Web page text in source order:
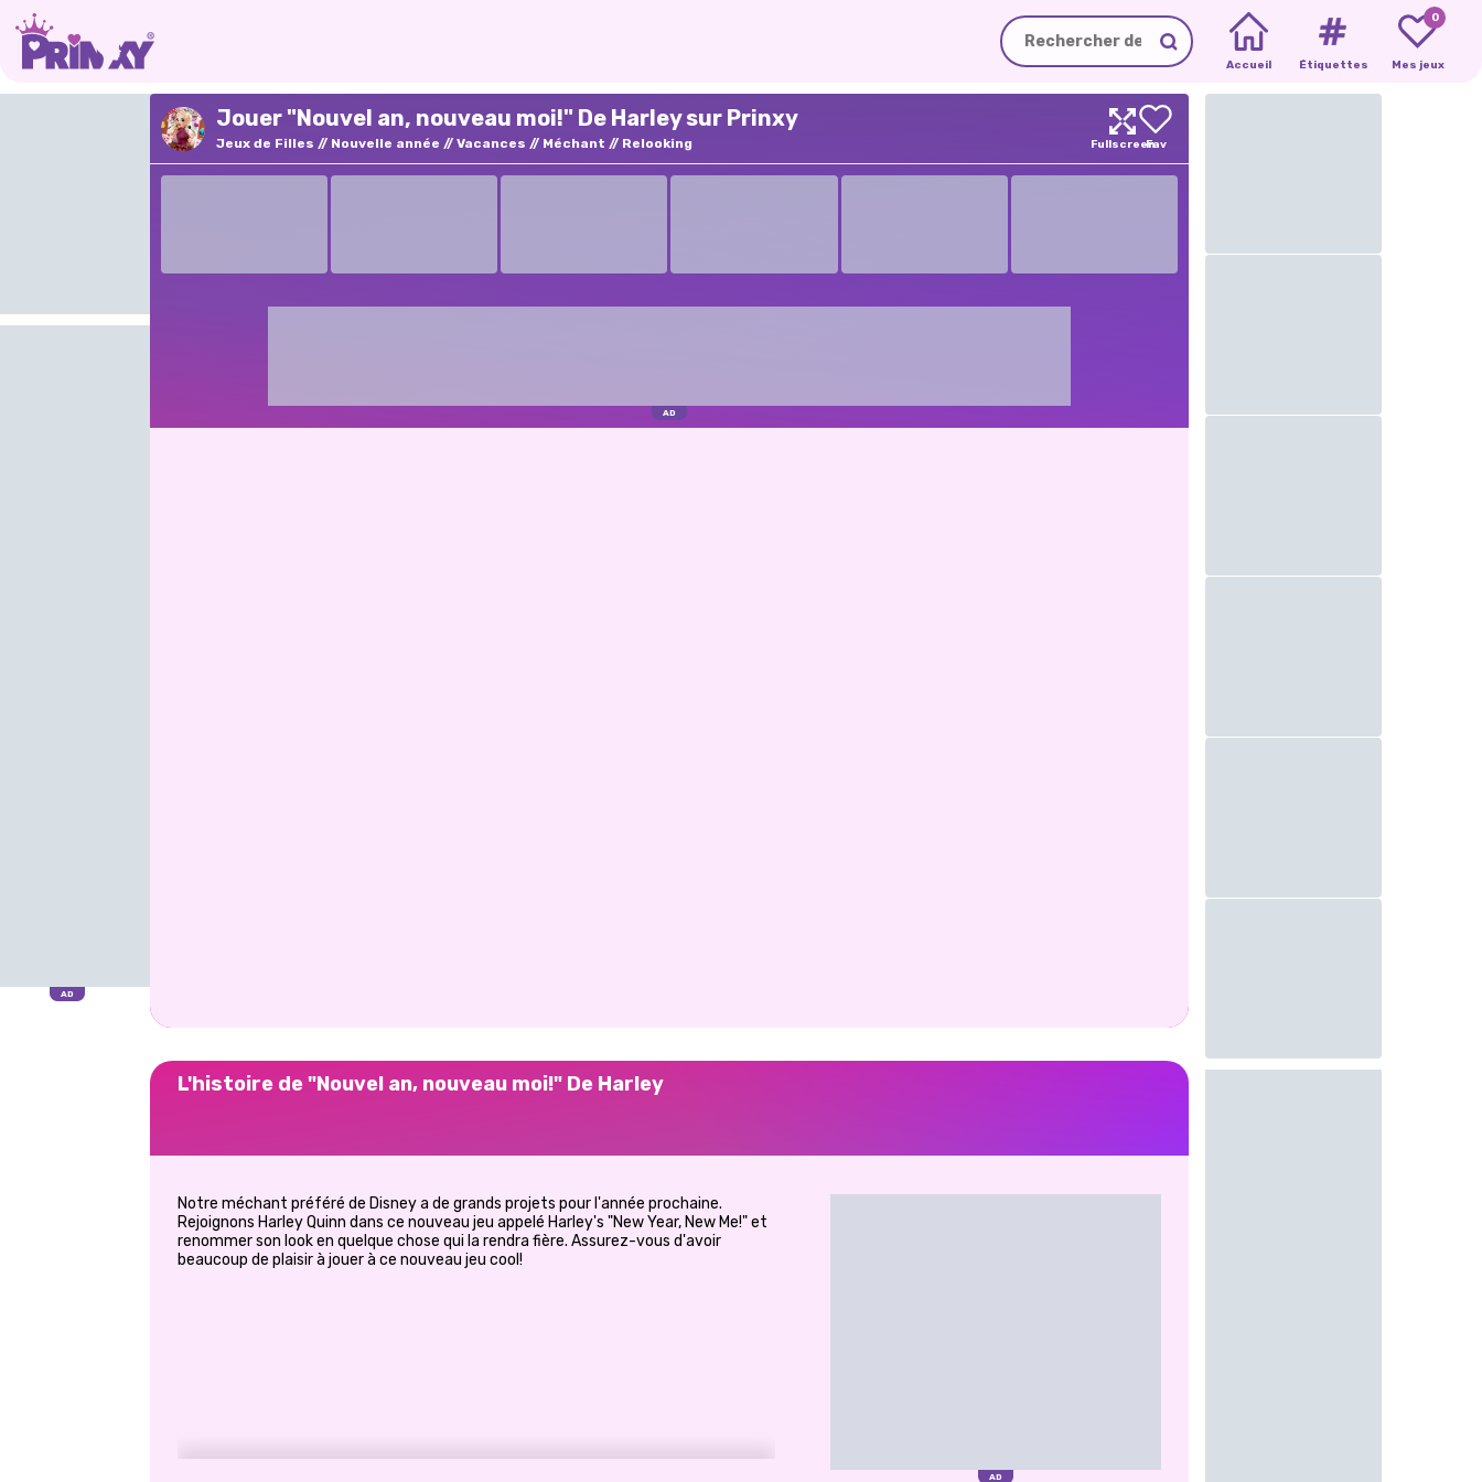
Accueil Étiquettes
0
Mes jeux
Jouer "Nouvel an, nouveau moi!" De Harley sur Prinxy
Jeux de Filles Nouvelle année Vacances Méchant Relooking
L'histoire de "Nouvel an, nouveau moi!" De Harley
Notre méchant préféré de Disney a de grands projets pour l'année prochaine.
Rejoignons Harley Quinn dans ce nouveau jeu appelé Harley's "New Year, New Me!" et
renommer son look en quelque chose qui la rendra fière. Assurez-vous d'avoir
beaucoup de plaisir à jouer à ce nouveau jeu cool!